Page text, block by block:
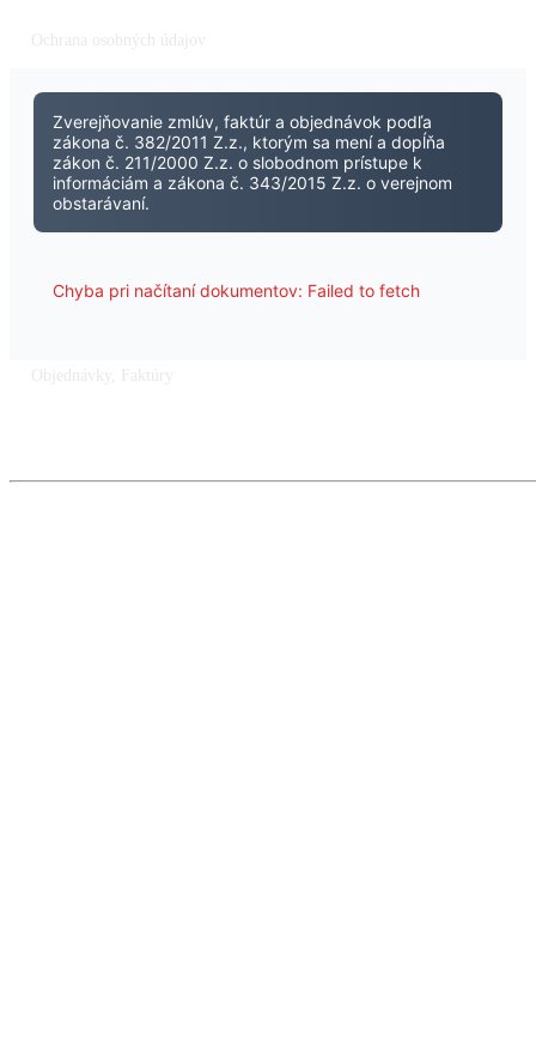
Zverejňovanie zmlúv, faktúr a objednávok podľa
zákona č. 382/2011 Z.z., ktorým sa mení a dopĺňa
zákon č. 211/2000 Z.z. o slobodnom prístupe k
informáciám a zákona č. 343/2015 Z.z. o verejnom
obstarávaní.
Chyba pri načítaní dokumentov: Failed to fetch